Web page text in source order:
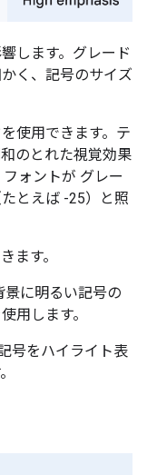
します。グレード
く、記号のサイズ
使用できます。テ
のとれた視覚効果
ォントが グレー
とえば -25）と照
ます。
景に明るい記号の
用します。
号をハイライト表